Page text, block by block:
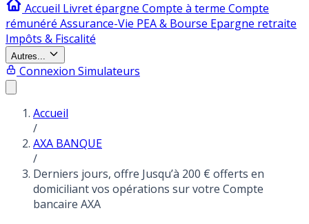
Accueil Livret épargne Compte à terme Compte
rémunéré Assurance-Vie PEA & Bourse Epargne retraite
Impôts & Fiscalité
Autres...
Connexion Simulateurs
Accueil
/
AXA BANQUE
/
Derniers jours, offre Jusqu’à 200 € offerts en
domiciliant vos opérations sur votre Compte
bancaire AXA